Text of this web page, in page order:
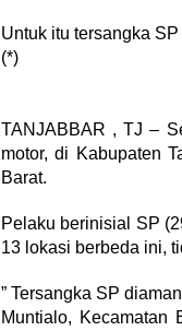
Untuk itu tersangka
(*)
TANJABBAR , TJ –
motor, di Kabupaten
Barat.
Pelaku berinisial SP
13 lokasi berbeda ini,
” Tersangka SP
Muntialo, Kecamatan